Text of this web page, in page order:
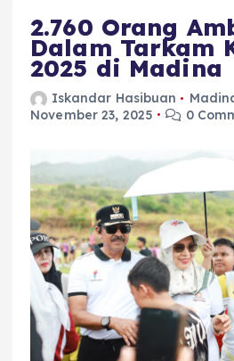
2.760 Orang
Dalam Tarkam
2025 di Madina
Iskandar Hasibuan
November 23, 2025
0